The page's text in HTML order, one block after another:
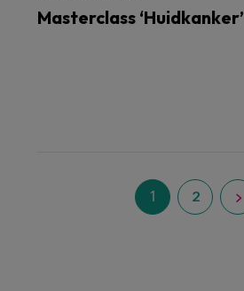
Masterclass ‘Huidkanker’
1 2